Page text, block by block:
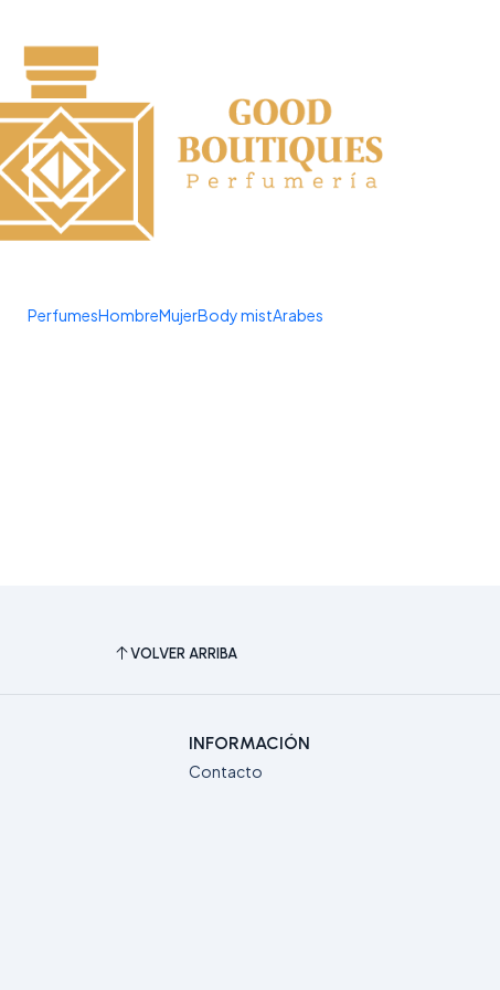
PerfumesHombreMujerBody mistArabes
Todavía no hay productos disponibles aquí
VOLVER ARRIBA
INFORMACIÓN
Contacto